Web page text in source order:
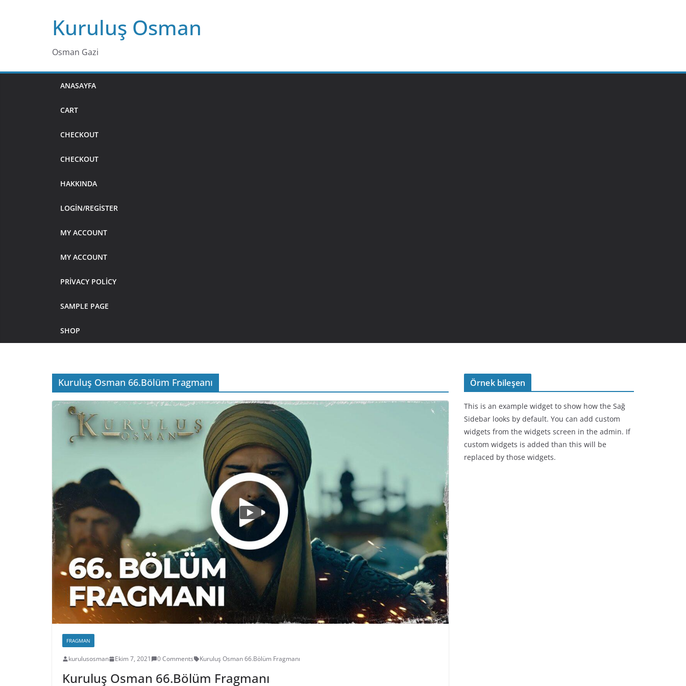
Kuruluş Osman
Osman Gazi
ANASAYFA
CART
CHECKOUT
CHECKOUT
HAKKINDA
LOGIN/REGISTER
MY ACCOUNT
MY ACCOUNT
PRIVACY POLICY
SAMPLE PAGE
SHOP
Kuruluş Osman 66.Bölüm Fragmanı
FRAGMAN
kurulusosman Ekim 7, 2021 0 Comments Kuruluş Osman 66.Bölüm Fragmanı
Kuruluş Osman 66.Bölüm Fragmanı
Örnek bileşen
This is an example widget to show how the Sağ
Sidebar looks by default. You can add custom
widgets from the widgets screen in the admin. If
custom widgets is added than this will be
replaced by those widgets.